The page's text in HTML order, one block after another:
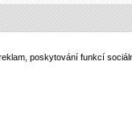
poskytování funkcí